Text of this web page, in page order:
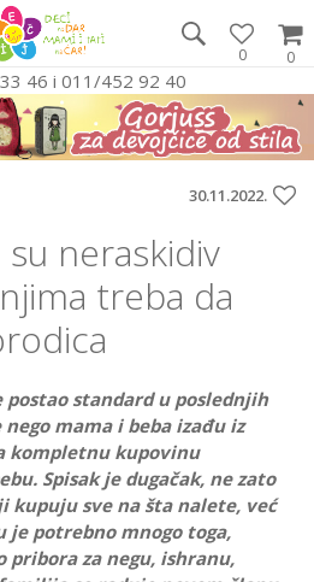
0
0
46 i 011/452 92 40
30.11.2022.
neraskidiv
treba da
standard u poslednjih
mama i beba izađu iz
kompletnu kupovinu
Spisak je dugačak, ne zato
kupuju sve na šta nalete, već
je potrebno mnogo toga,
pribora za negu, ishranu,